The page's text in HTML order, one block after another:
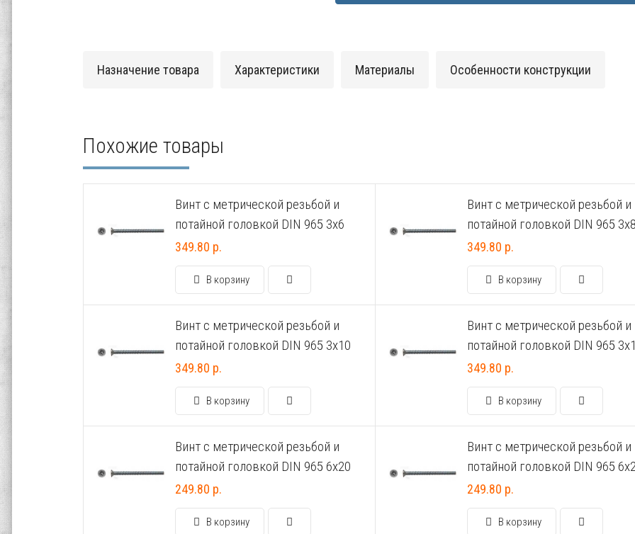
Назначение товара Характеристики Материалы Особенности конструкции
Похожие товары
Винт с метрической резьбой и
потайной головкой DIN 965 3х6
349.80 р.
В корзину
Винт с метрической резьбой и
потайной головкой DIN 965
349.80 р.
В корзину
Винт с метрической резьбой и
потайной головкой DIN 965 3х10
349.80 р.
В корзину
Винт с метрической резьбой и
потайной головкой DIN 965
349.80 р.
В корзину
Винт с метрической резьбой и
потайной головкой DIN 965 6х20
249.80 р.
В корзину
Винт с метрической резьбой и
потайной головкой DIN 965
249.80 р.
В корзину